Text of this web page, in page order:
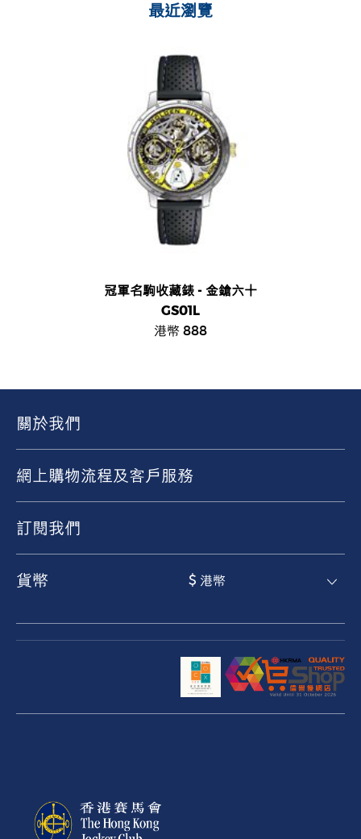
最近瀏覽
冠軍名駒收藏錶 - 金鎗六十
GS01L
港幣 888
關於我們
網上購物流程及客戶服務
訂閱我們
貨幣 $ 港幣